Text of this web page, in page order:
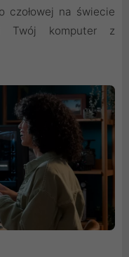
czołowej na świecie
Twój komputer z